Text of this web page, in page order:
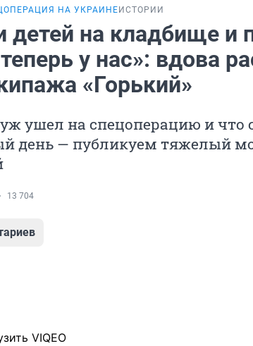
НА УКРАИНЕ ИСТОРИИ
детей на кладбище и
у нас»: вдова
«Горький»
ушел на спецоперацию и что
день — публикуем тяжелый
13 704
VIQEO